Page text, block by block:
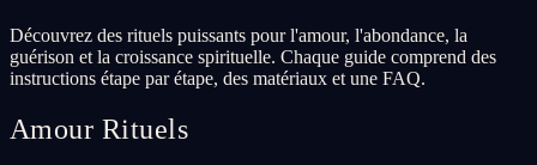
Découvrez des rituels puissants pour l'amour, l'abondance, la
guérison et la croissance spirituelle. Chaque guide comprend des
instructions étape par étape, des matériaux et une FAQ.
Amour Rituels